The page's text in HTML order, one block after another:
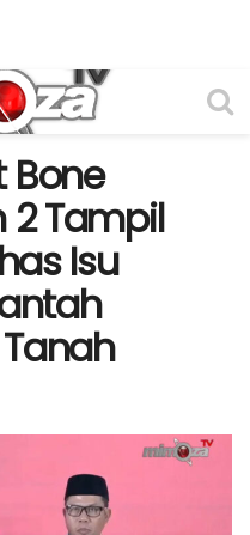
Bone
2 Tampil
Isu